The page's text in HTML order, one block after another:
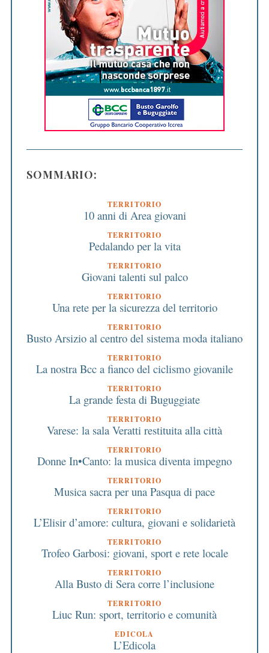
SOMMARIO:
TERRITORIO
10 anni di Area giovani
TERRITORIO
Pedalando per la vita
TERRITORIO
Giovani talenti sul palco
TERRITORIO
Una rete per la sicurezza del territorio
TERRITORIO
Busto Arsizio al centro del sistema moda italiano
TERRITORIO
La nostra Bcc a fianco del ciclismo giovanile
TERRITORIO
La grande festa di Buguggiate
TERRITORIO
Varese: la sala Veratti restituita alla città
TERRITORIO
Donne In•Canto: la musica diventa impegno
TERRITORIO
Musica sacra per una Pasqua di pace
TERRITORIO
L’Elisir d’amore: cultura, giovani e solidarietà
TERRITORIO
Trofeo Garbosi: giovani, sport e rete locale
TERRITORIO
Alla Busto di Sera corre l’inclusione
TERRITORIO
Liuc Run: sport, territorio e comunità
EDICOLA
L’Edicola